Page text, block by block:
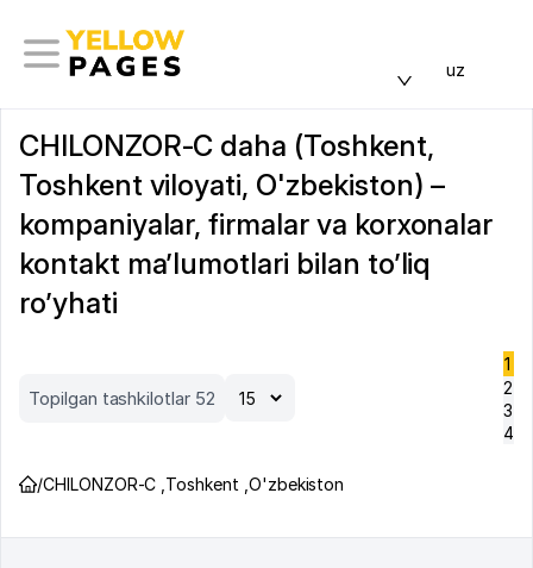
uz
CHILONZOR-C daha (Toshkent,
Toshkent viloyati, O'zbekiston) –
kompaniyalar, firmalar va korxonalar
kontakt ma’lumotlari bilan to’liq
ro’yhati
Topilgan tashkilotlar 52
1
2
3
4
/CHILONZOR-C Toshkent O'zbekiston